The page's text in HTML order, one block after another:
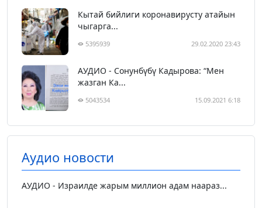
Кытай бийлиги коронавирусту атайын
чыгарга...
5395939 29.02.2020 23:43
АУДИО - Сонунбүбү Кадырова: “Мен
жазган Ка...
5043534 15.09.2021 6:18
Аудио новости
АУДИО - Израилде жарым миллион адам наараз...